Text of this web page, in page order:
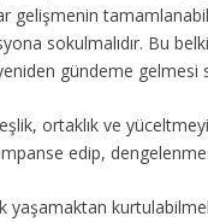
gelişmenin
sokulmalıdır. Bu
gündeme gelmesi
ortaklık ve
edip,
yaşamaktan